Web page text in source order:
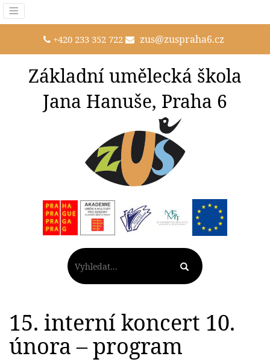
+420 233 352 722 zus@zuspraha6.cz
Základní umělecká škola
Jana Hanuše, Praha 6
15. interní koncert 10.
února – program